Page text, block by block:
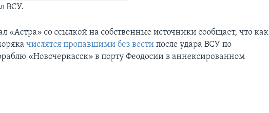
ВСУ.
«Астра» со ссылкой на собственные источники сообщает, что как
числятся пропавшими без вести после удара ВСУ по
«Новочеркасск» в порту Феодосии в аннексированном